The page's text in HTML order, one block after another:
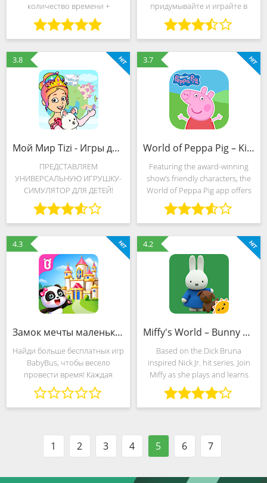
количество времени +
получайте БЕСПЛАТНЫЕ
обновления! Никакой
рекламы и встроенных
покупок *** В My Town
вкусненькое пополнение и
ваши любимые
придумывайте и играйте в
своем собственном детском
саду. Можно целыми часами
что-то придумывать и
представлять, в том числе
играть на площадке, зайти
3.8
Мой Мир Tizi - Игры для Детей Town Games (MOD, Всё открыто)
ПРЕДСТАВЛЯЕМ
УНИВЕРСАЛЬНУЮ ИГРУШКУ-
СИМУЛЯТОР ДЛЯ ДЕТЕЙ!
Дайте волю своему
воображению и исследуйте
город аэропорта, город
принцесс, город каменного
века, подводный город,
космический город,
сказочный
3.7
World of Peppa Pig – Kids Learning Games & Videos (MOD, Всё открыто)
Featuring the award-winning
show’s friendly characters, the
World of Peppa Pig app offers
your family a safe and ad-free
environment, filled with lots of
learning and fun! Tailored
towards the
4.3
Замок мечты маленькой панды (MOD, Много денег)
Найди больше бесплатных игр
BabyBus, чтобы весело
провести время! Каждая
девочка мечтает быть
принцессой и жить в
прекрасном замке. Как
Построй свой замок мечты
вместе с
4.2
Miffy's World – Bunny Adventures (MOD, Всё открыто)
Based on the Dick Bruna
inspired Nick Jr. hit series. Join
Miffy as she plays and learns
about her world in this gentle
and beautiful 3D interactive app
from StoryToys. Guide Miffy
1 2 3 4 5 6 7